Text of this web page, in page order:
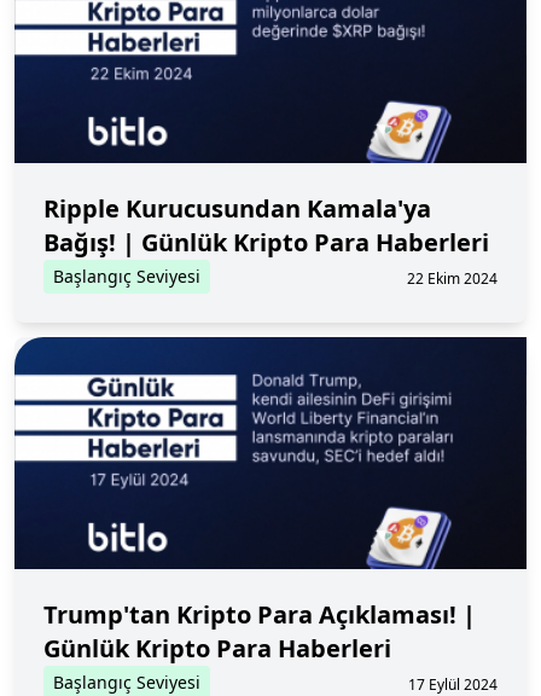
Ripple Kurucusundan Kamala'ya
Bağış! | Günlük Kripto Para Haberleri
Başlangıç Seviyesi 22 Ekim 2024
Trump'tan Kripto Para Açıklaması! |
Günlük Kripto Para Haberleri
Başlangıç Seviyesi 17 Eylül 2024